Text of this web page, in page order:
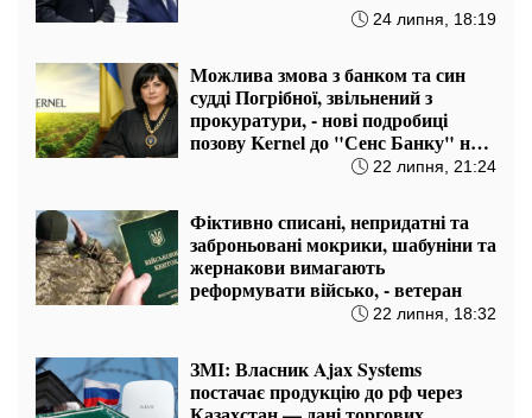
24 липня, 18:19
Можлива змова з банком та син
судді Погрібної, звільнений з
прокуратури, - нові подробиці
позову Kernel до "Сенс Банку" на
22 липня, 21:24
Фіктивно списані, непридатні та
заброньовані мокрики, шабуніни та
жернакови вимагають
реформувати військо, - ветеран
22 липня, 18:32
ЗМІ: Власник Ajax Systems
постачає продукцію до рф через